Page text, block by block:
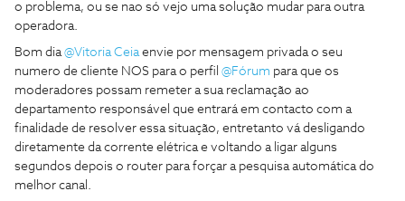
o problema, ou se nao só vejo uma solução mudar para outra
operadora.
Bom dia@Vitoria Ceiaenvie por mensagem privada o seu
numero de cliente NOS para o perfil @Fórum para que os
moderadores possam remeter a sua reclamação ao
departamento responsável que entrará em contacto com a
finalidade de resolver essa situação, entretanto vá desligando
diretamente da corrente elétrica e voltando a ligar alguns
segundos depois o router para forçar a pesquisa automática do
melhor canal.